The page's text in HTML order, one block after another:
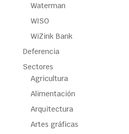
Waterman
WISO
WiZink Bank
Deferencia
Sectores
Agricultura
Alimentación
Arquitectura
Artes gráficas